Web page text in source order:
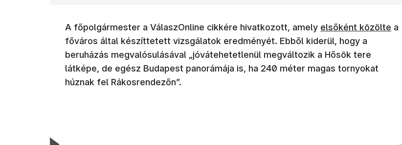
A főpolgármester a VálaszOnline cikkére hivatkozott, amely elsőként közölte a
főváros által készíttetett vizsgálatok eredményét. Ebből kiderül, hogy a
beruházás megvalósulásával „jóvátehetetlenül megváltozik a Hősök tere
látképe, de egész Budapest panorámája is, ha 240 méter magas tornyokat
húznak fel Rákosrendezőn”.